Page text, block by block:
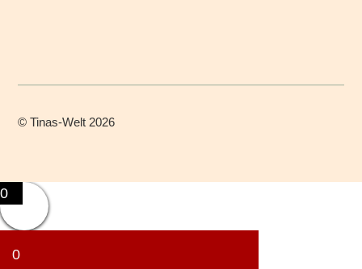
©Tinas-Welt 2026
0
0